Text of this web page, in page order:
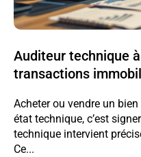
Auditeur technique
transactions
Acheter ou vendre un
état technique, c’est
technique intervient
Ce...